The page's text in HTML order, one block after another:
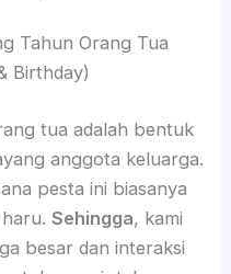
Tahun Orang Tua
Birthday)
tua adalah bentuk
anggota keluarga.
pesta ini biasanya
Sehingga, kami
besar dan interaksi